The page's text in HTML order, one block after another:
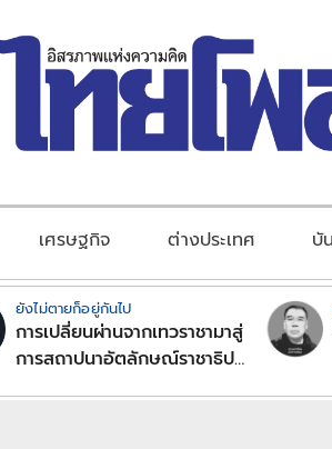
เศรษฐกิจ ต่างประเทศ บั
ยังไม่ตายก็อยู่กันไป
การเปลี่ยนผ่านจากเทวราชามาสู่
การสถาปนาอัตลักษณ์ราชาธิป